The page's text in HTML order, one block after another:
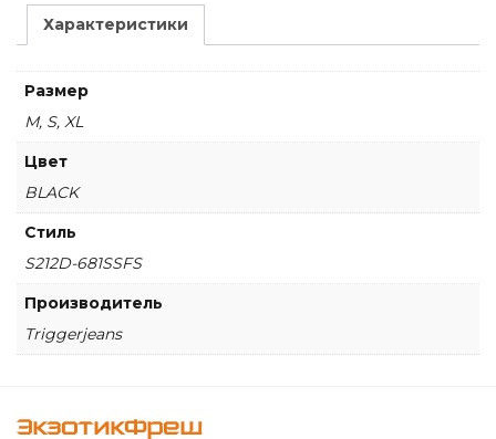
GEOMETRIC
Black
Sleeves
Характеристики
Размер
M, S, XL
Цвет
BLACK
Стиль
S212D-681SSFS
Производитель
Triggerjeans
ЭкзотикФреш